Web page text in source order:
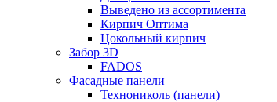
Выведено из ассортимента
Кирпич Оптима
Цокольный кирпич
Забор 3D
FADOS
Фасадные панели
Технониколь (панели)